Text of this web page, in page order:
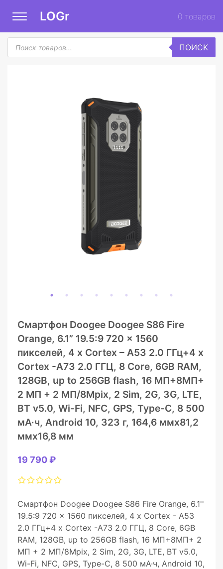
LOGr 0 товаров
Поиск
товаров
ПОИСК
Смартфон Doogee Doogee S86 Fire
Orange, 6.1” 19.5:9 720 x 1560
пикселей, 4 x Cortex – A53 2.0 ГГц+4 x
Cortex -A73 2.0 ГГЦ, 8 Core, 6GB RAM,
128GB, up to 256GB flash, 16 МП+8МП+
2 МП + 2 МП/8Mpix, 2 Sim, 2G, 3G, LTE,
BT v5.0, Wi-Fi, NFC, GPS, Type-C, 8 500
мА·ч, Android 10, 323 г, 164,6 ммx81,2
ммx16,8 мм
19 790 ₽
Смартфон Doogee Doogee S86 Fire Orange, 6.1''
19.5:9 720 x 1560 пикселей, 4 x Cortex - A53
2.0 ГГц+4 x Cortex -A73 2.0 ГГЦ, 8 Core, 6GB
RAM, 128GB, up to 256GB flash, 16 МП+8МП+ 2
МП + 2 МП/8Mpix, 2 Sim, 2G, 3G, LTE, BT v5.0,
Wi-Fi, NFC, GPS, Type-C, 8 500 мА·ч, Android 10,